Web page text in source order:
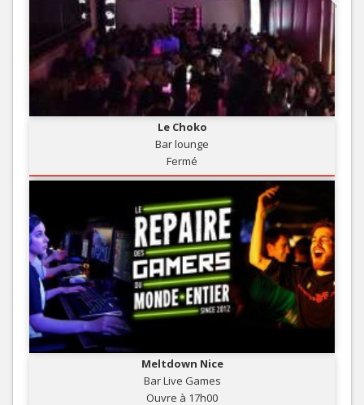
Le Choko
Bar lounge
Fermé
Meltdown Nice
Bar Live Games
Ouvre à 17h00